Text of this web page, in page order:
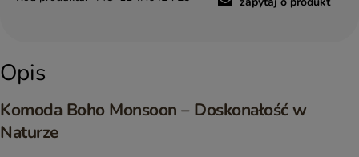
Opis
Komoda Boho Monsoon – Doskonałość w
Naturze